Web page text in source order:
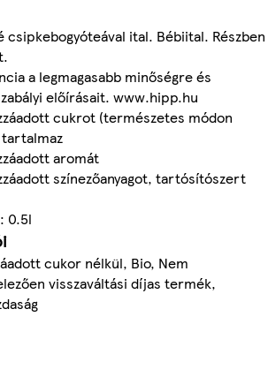
csipkebogyóteával ital. Bébiital. Részben
a legmagasabb minőségre és
előírásait. www.hipp.hu
cukrot (természetes módon
aromát
színezőanyagot, tartósítószert
0.5l
cukor nélkül, Bio, Nem
visszaváltási díjas termék,